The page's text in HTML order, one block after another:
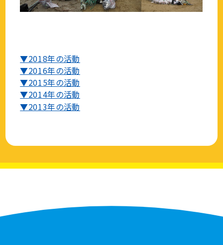
▼2018年の活動
▼2016年の活動
▼2015年の活動
▼2014年の活動
▼2013年の活動